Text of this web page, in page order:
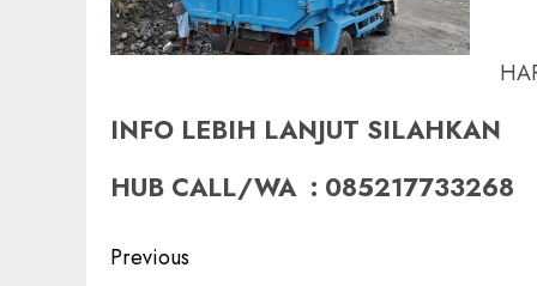
INFO LEBIH LANJUT SILAHKAN
HUB CALL/WA : 085217733268
Post
Previous